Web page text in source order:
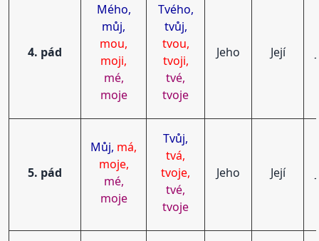
4. pád
Mého,
můj,
mou,
moji,
mé,
moje
Tvého,
tvůj,
tvou,
tvoji,
tvé,
tvoje
Jeho Její
5. pád
Můj, má,
moje,
mé,
moje
Tvůj,
tvá,
tvoje,
tvé,
tvoje
Jeho Její